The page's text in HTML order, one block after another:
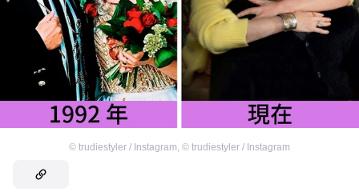
© trudiestyler / Instagram, © trudiestyler / Instagram